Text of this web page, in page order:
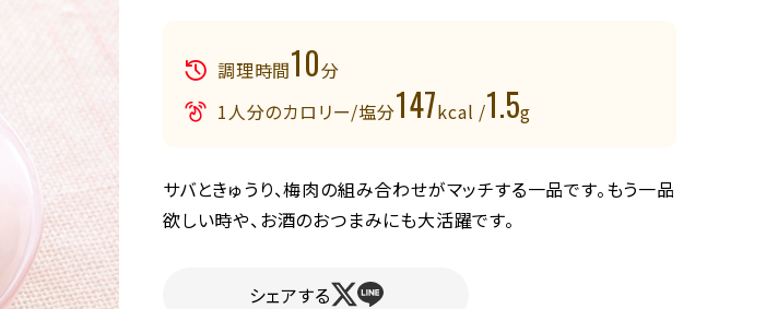
調理時間10分
1人分のカロリー/塩分147kcal /1.5g
サバときゅうり、梅肉の組み合わせがマッチする一品です。もう一品
欲しい時や、お酒のおつまみにも大活躍です。
シェアする